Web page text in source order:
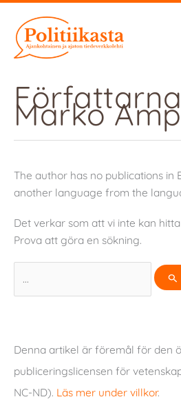
innehåll
Marko
The author has no publications in
another language from the
Det verkar som att vi inte kan
Prova att göra en sökning.
efter:
Denna artikel är föremål för den
publiceringslicensen för
NC-ND). Läs mer under villkor.